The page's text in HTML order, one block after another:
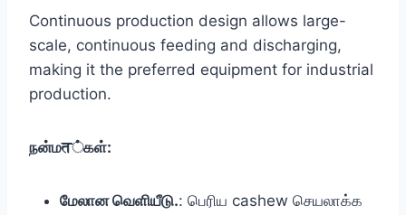
Continuous production design allows large-
scale, continuous feeding and discharging,
making it the preferred equipment for industrial
production.
நன்மत்கள்:
மேலான வெளியீடு.: பெரிய cashew செயலாக்க